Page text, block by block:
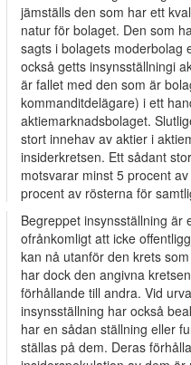
jämställs den som har ett
natur för bolaget. Den som
sagts i bolagets moderbolag
också getts insynsställningi
är fallet med den som är
kommanditdelägare) i ett
aktiemarknadsbolaget.
stort innehav av aktier i
insiderkretsen. Ett sådant
motsvarar minst 5 procent
procent av rösterna för
Begreppet insynsställning är
ofrånkomligt att icke
kan nå utanför den krets
har dock den angivna
förhållande till andra. Vid
insynsställning har också
har en sådan ställning eller
ställas på dem. Deras